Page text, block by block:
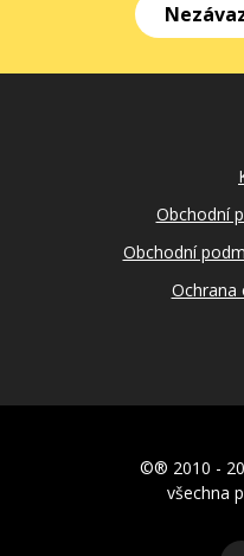
Obchodní
Obchodní
Ochrana
©® 2010 -
všechna